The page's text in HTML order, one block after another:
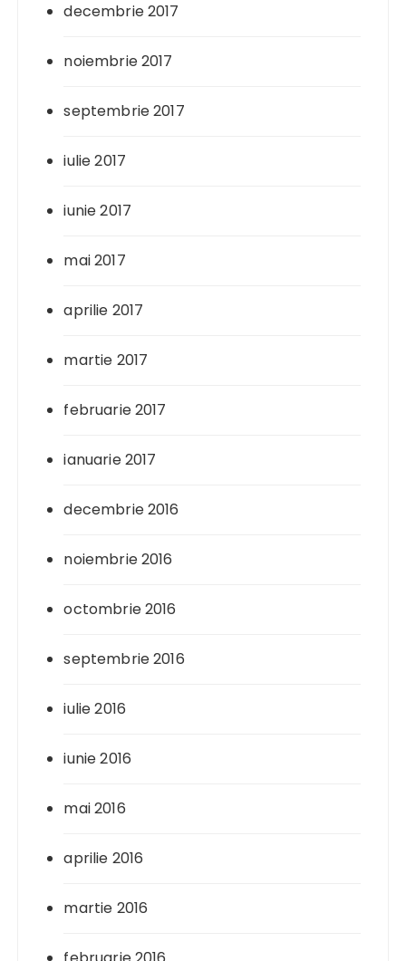
decembrie 2017
noiembrie 2017
septembrie 2017
iulie 2017
iunie 2017
mai 2017
aprilie 2017
martie 2017
februarie 2017
ianuarie 2017
decembrie 2016
noiembrie 2016
octombrie 2016
septembrie 2016
iulie 2016
iunie 2016
mai 2016
aprilie 2016
martie 2016